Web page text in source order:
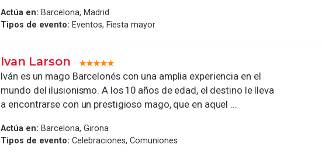
Actúa en: Barcelona, Madrid
Tipos de evento: Eventos, Fiesta mayor
Ivan Larson
Iván es un mago Barcelonés con una amplia experiencia en el
mundo del ilusionismo. A los 10 años de edad, el destino le lleva
a encontrarse con un prestigioso mago, que en aquel ...
Actúa en: Barcelona, Girona
Tipos de evento: Celebraciones, Comuniones